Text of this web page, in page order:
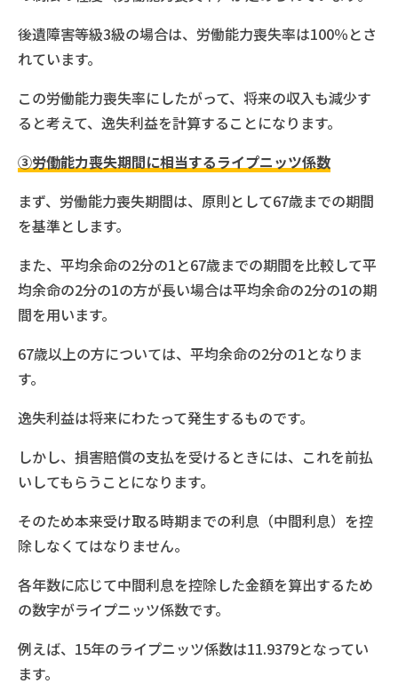
後遺障害等級3級の場合は、労働能力喪失率は100％とさ
れています。
この労働能力喪失率にしたがって、将来の収入も減少す
ると考えて、逸失利益を計算することになります。
③労働能力喪失期間に相当するライプニッツ係数
まず、労働能力喪失期間は、原則として67歳までの期間
を基準とします。
また、平均余命の2分の1と67歳までの期間を比較して平
均余命の2分の1の方が長い場合は平均余命の2分の1の期
間を用います。
67歳以上の方については、平均余命の2分の1となりま
す。
逸失利益は将来にわたって発生するものです。
しかし、損害賠償の支払を受けるときには、これを前払
いしてもらうことになります。
そのため本来受け取る時期までの利息（中間利息）を控
除しなくてはなりません。
各年数に応じて中間利息を控除した金額を算出するため
の数字がライプニッツ係数です。
例えば、15年のライプニッツ係数は11.9379となってい
ます。